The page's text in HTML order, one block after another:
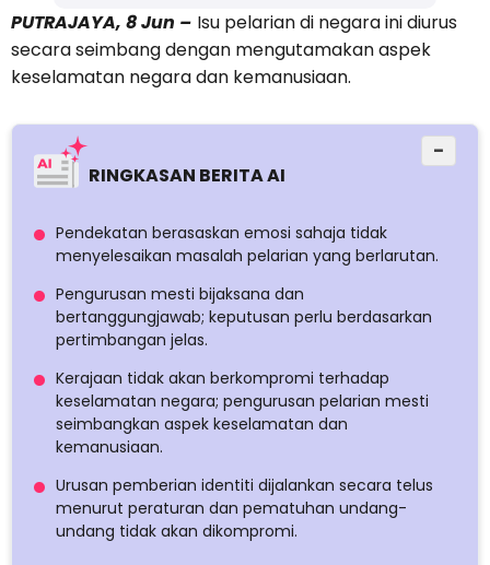
PUTRAJAYA, 8 Jun – Isu pelarian di negara ini diurus
secara seimbang dengan mengutamakan aspek
keselamatan negara dan kemanusiaan.
RINGKASAN BERITA AI
−
Pendekatan berasaskan emosi sahaja tidak
menyelesaikan masalah pelarian yang berlarutan.
Pengurusan mesti bijaksana dan
bertanggungjawab; keputusan perlu berdasarkan
pertimbangan jelas.
Kerajaan tidak akan berkompromi terhadap
keselamatan negara; pengurusan pelarian mesti
seimbangkan aspek keselamatan dan
kemanusiaan.
Urusan pemberian identiti dijalankan secara telus
menurut peraturan dan pematuhan undang-
undang tidak akan dikompromi.